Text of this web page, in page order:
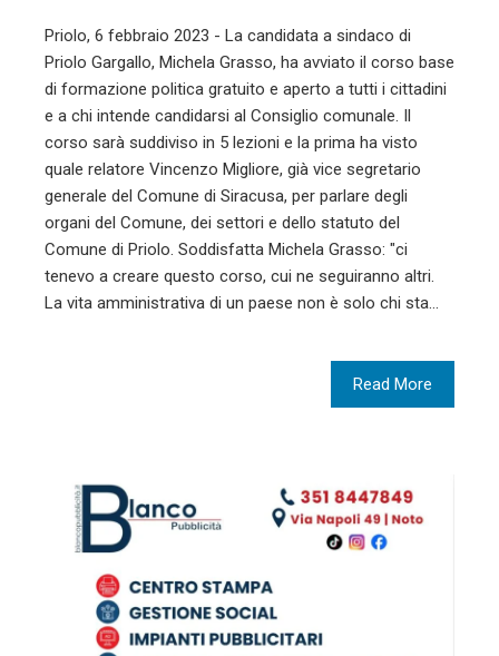
Priolo, 6 febbraio 2023 - La candidata a sindaco di
Priolo Gargallo, Michela Grasso, ha avviato il corso base
di formazione politica gratuito e aperto a tutti i cittadini
e a chi intende candidarsi al Consiglio comunale. Il
corso sarà suddiviso in 5 lezioni e la prima ha visto
quale relatore Vincenzo Migliore, già vice segretario
generale del Comune di Siracusa, per parlare degli
organi del Comune, dei settori e dello statuto del
Comune di Priolo. Soddisfatta Michela Grasso: "ci
tenevo a creare questo corso, cui ne seguiranno altri.
La vita amministrativa di un paese non è solo chi sta…
Read More